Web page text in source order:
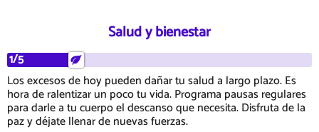
Salud y bienestar
1/5
Los excesos de hoy pueden dañar tu salud a largo plazo. Es
hora de ralentizar un poco tu vida. Programa pausas regulares
para darle a tu cuerpo el descanso que necesita. Disfruta de la
paz y déjate llenar de nuevas fuerzas.